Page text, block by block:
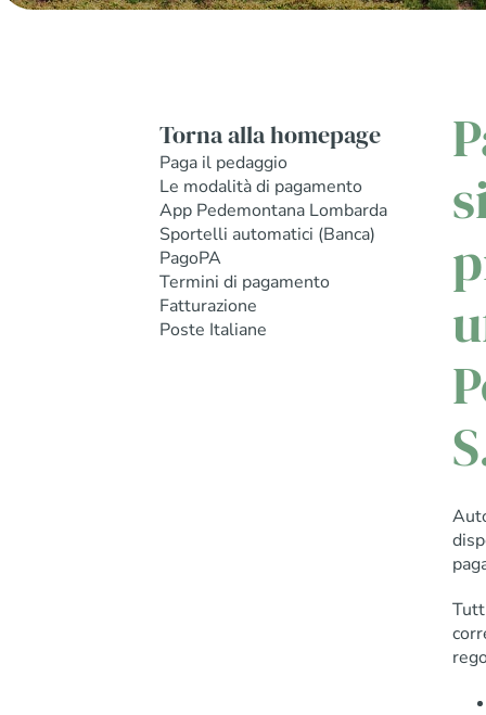
Torna alla homepage
Paga il pedaggio
Le modalità di pagamento
App Pedemontana Lombarda
Sportelli automatici (Banca)
PagoPA
Termini di pagamento
Fatturazione
Poste Italiane